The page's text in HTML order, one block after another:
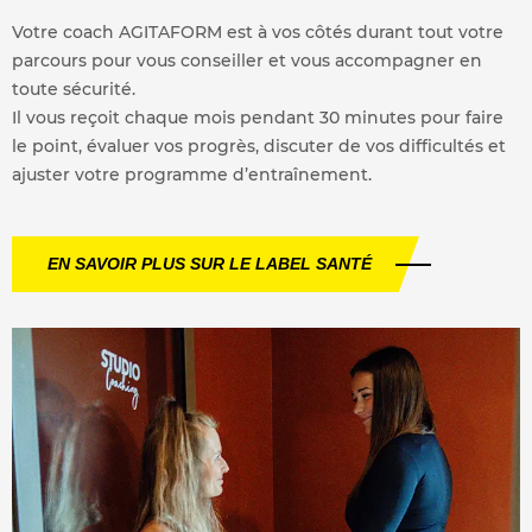
Votre coach AGITAFORM est à vos côtés durant tout votre
parcours pour vous conseiller et vous accompagner en
toute sécurité.
Il vous reçoit chaque mois pendant 30 minutes pour faire
le point, évaluer vos progrès, discuter de vos difficultés et
ajuster votre programme d’entraînement.
EN SAVOIR PLUS SUR LE LABEL SANTÉ